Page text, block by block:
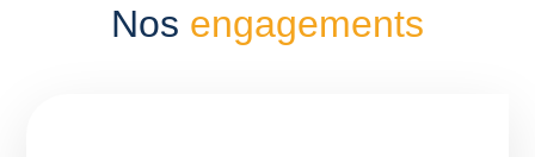
Nos engagements